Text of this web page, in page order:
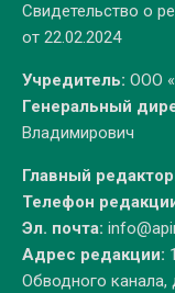
Свидетельство о
от 22.02.2024
Учредитель: ООО
Генеральный
Владимирович
Главный
Телефон
Эл. почта:
Адрес редакции:
Обводного канала,